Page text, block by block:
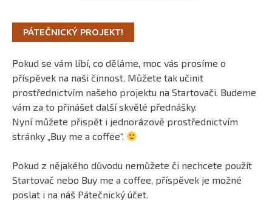
PÁTEČNICKÝ PROJEKT!
Pokud se vám líbí, co děláme, moc vás prosíme o
příspěvek na naši činnost. Můžete tak učinit
prostřednictvím našeho projektu na Startovači. Budeme
vám za to přinášet další skvělé přednášky.
Nyní můžete přispět i jednorázově prostřednictvím
stránky „Buy me a coffee“.
Pokud z nějakého důvodu nemůžete či nechcete použít
Startovač nebo Buy me a coffee, příspěvek je možné
poslat i na náš Pátečnický účet.